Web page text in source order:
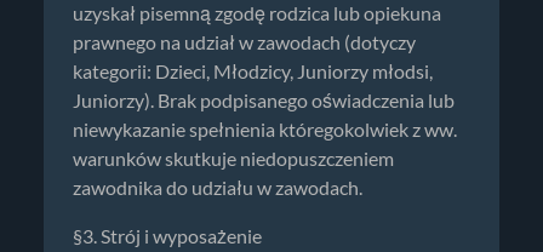
uzyskał pisemną zgodę rodzica lub opiekuna
prawnego na udział w zawodach (dotyczy
kategorii: Dzieci, Młodzicy, Juniorzy młodsi,
Juniorzy). Brak podpisanego oświadczenia lub
niewykazanie spełnienia któregokolwiek z ww.
warunków skutkuje niedopuszczeniem
zawodnika do udziału w zawodach.
§3. Strój i wyposażenie